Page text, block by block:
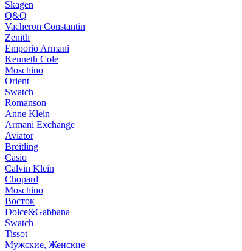
Skagen
Q&Q
Vacheron Constantin
Zenith
Emporio Armani
Kenneth Cole
Moschino
Orient
Swatch
Romanson
Anne Klein
Armani Exchange
Aviator
Breitling
Casio
Calvin Klein
Chopard
Moschino
Восток
Dolce&Gabbana
Swatch
Tissot
Мужские, Женские